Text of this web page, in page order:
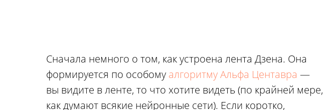
Сначала немного о том, как устроена лента Дзена. Она
формируется по особому алгоритму Альфа Центавра —
вы видите в ленте, то что хотите видеть (по крайней мере,
как думают всякие нейронные сети). Если коротко,